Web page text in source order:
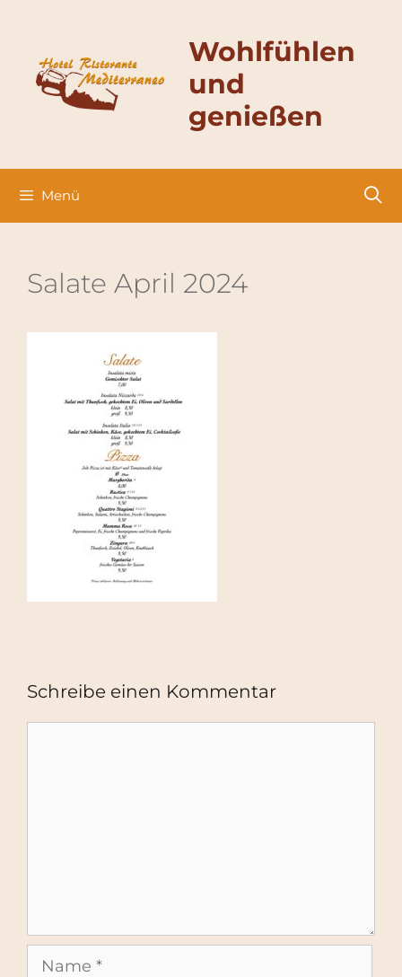
springen
Wohlfühlen
und
genießen
Menü
Salate April 2024
Schreibe einen Kommentar
Name